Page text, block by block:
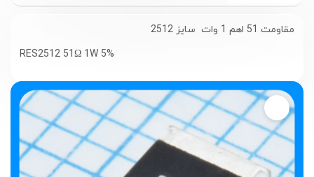
مقاومت 51 اهم 1 وات سایز 2512
RES2512 51Ω 1W 5%